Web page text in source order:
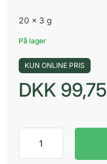
20 x 3 g
På lager
KUN ONLINE PRIS
DKK 99,75
Nail